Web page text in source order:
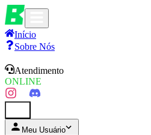
Início
Sobre Nós
Atendimento
ONLINE
Meu Usuário